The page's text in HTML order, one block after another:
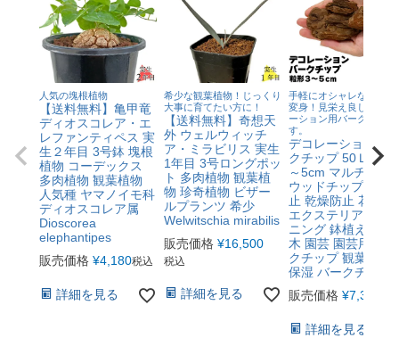
人気の塊根植物
【送料無料】亀甲竜
ディオスコレア・エ
レファンティペス 実
生２年目 3号鉢 塊根
植物 コーデックス
多肉植物 観葉植物
人気種 ヤマノイモ科
ディオスコレア属
Dioscorea
elephantipes
販売価格 ¥4,180税込
詳細を見る
希少な観葉植物！じっくり
大事に育てたい方に！
【送料無料】奇想天
外 ウェルウィッチ
ア・ミラビリス 実生
1年目 3号ロングポッ
ト 多肉植物 観葉植
物 珍奇植物 ビザー
ルプランツ 希少
Welwitschia mirabilis
販売価格 ¥16,500
税込
詳細を見る
手軽にオシャレな空間へ
変身！見栄え良しのデコ
ーション用バークチップ
す。
デコレーションバ
クチップ 50Ｌ 粒
～5cm マルチング
ウッドチップ 雑草
止 乾燥防止 花壇 庭
エクステリア ガー
ニング 鉢植え 天然
木 園芸 園芸用バー
クチップ 観葉植物
保湿 バークチップ
販売価格 ¥7,370
詳細を見る